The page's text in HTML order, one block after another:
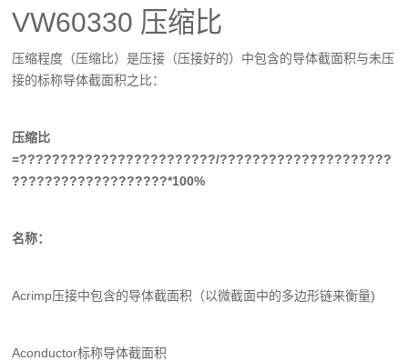
VW60330 压缩比
压缩程度（压缩比）是压接（压接好的）中包含的导体截面积与未压
接的标称导体截面积之比：
压缩比
=????????????????????????/?????????????????????
???????????????????*100%
名称：
Acrimp压接中包含的导体截面积（以微截面中的多边形链来衡量)
Aconductor标称导体截面积